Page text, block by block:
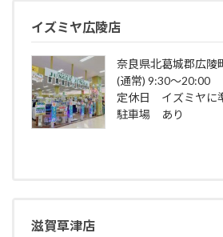
イズミヤ広陵店
奈良県北葛城郡広陵
(通常) 9:30～20:00
定休日 イズミヤに
駐車場 あり
滋賀草津店